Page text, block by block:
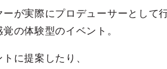
が実際にプロデューサーとして
の体験型のイベント。
に提案したり、